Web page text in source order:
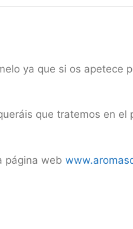
ya que si os apetece
que tratemos en el
página web